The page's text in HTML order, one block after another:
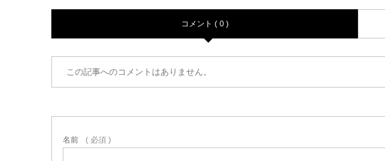
コメント ( 0 )
この記事へのコメントはありません。
名前 ( 必須 )